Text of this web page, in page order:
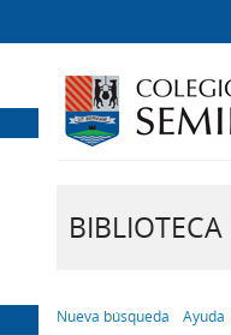
Nueva búsqueda Ayuda